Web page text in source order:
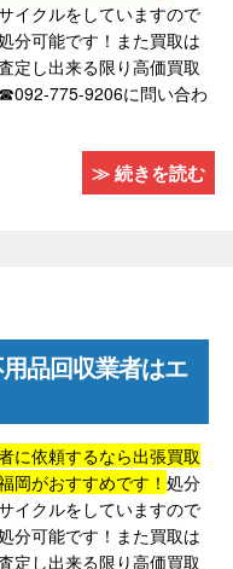
イクルをしていますので
分可能です！また買取は
定し出来る限り高価買取
775-9206に問い合わ
≫ 続きを読む
品回収業者はエ
に依頼するなら出張買取
岡がおすすめです！ 処分
イクルをしていますので
分可能です！また買取は
定し出来る限り高価買取